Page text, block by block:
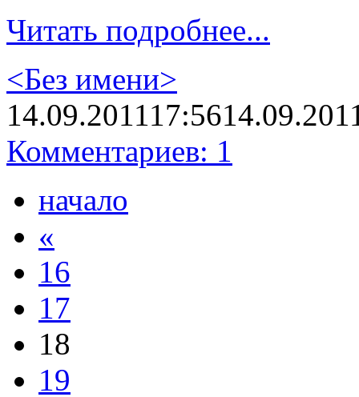
Читать подробнее...
<Без имени>
14.09.201117:56
Комментариев: 1
начало
«
16
17
18
19